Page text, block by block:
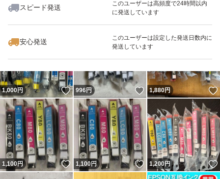
スピード発送
このユーザーは高頻度で24時間以内
に発送しています
安心発送
このユーザーは設定した発送日数内に
発送しています
いいね！
1,850
1,000円 いいね！
996円 いいね！
1,880円
1,100円 いいね！
1,100円 いいね！
1,200円